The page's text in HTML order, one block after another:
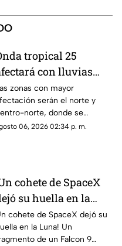
tropical 25
con lluvias
a Morelos; estas
las zonas y horas
zonas con mayor
serán el norte y
norte, donde se
chubascos intensos,
eléctrica constante,
que en Cuernavaca,
y Cuautla existe
de encharcamientos e
repentinas.
06, 2026 02:34 p. m.
cohete de SpaceX
su huella en la
cohete de SpaceX dejó su
en la Luna! Un
de un Falcon 9